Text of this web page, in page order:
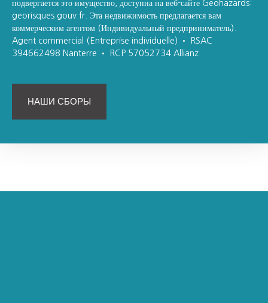
подвергается это имущество, доступна на веб-сайте Geohazards:
georisques.gouv.fr. Эта недвижимость предлагается вам
коммерческим агентом (Индивидуальный предприниматель).
Agent commercial (Entreprise individuelle) • RSAC
394662498 Nanterre • RCP 57052734 Allianz
НАШИ СБОРЫ